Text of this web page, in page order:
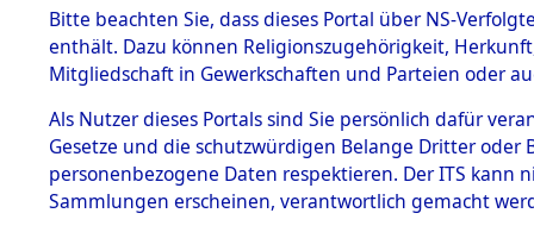
BESTÄNDE
1.
mente
5. Verschiedenes
5.3
Todesmärsche
und
Bitte beachten Sie, dass dieses Portal über NS-
enthält. Dazu können Religionszugehörigkeit,
Mitgliedschaft in Gewerkschaften und Parteien oder
Als Nutzer dieses Portals sind Sie persönlich dafür
Gesetze und die schutzwürdigen Belange Dritter
personenbezogene Daten respektieren. Der ITS
Sammlungen erscheinen, verantwortlich gemacht